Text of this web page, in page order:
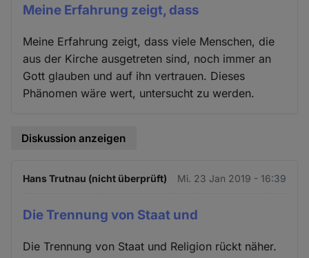
Meine Erfahrung zeigt, dass
Meine Erfahrung zeigt, dass viele Menschen, die
aus der Kirche ausgetreten sind, noch immer an
Gott glauben und auf ihn vertrauen. Dieses
Phänomen wäre wert, untersucht zu werden.
Diskussion anzeigen
Hans Trutnau (nicht überprüft) Mi. 23 Jan 2019 - 16:39
Die Trennung von Staat und
Die Trennung von Staat und Religion rückt näher.